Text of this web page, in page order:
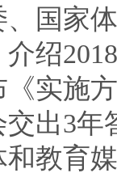
国家
绍
实施
出3
教育